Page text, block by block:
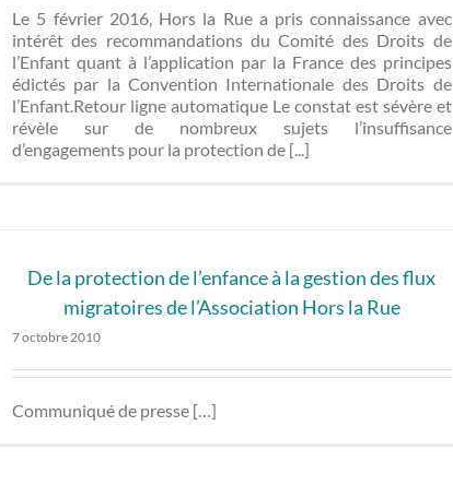
Le 5 février 2016, Hors la Rue a pris connaissance avec
intérêt des recommandations du Comité des Droits de
l’Enfant quant à l’application par la France des principes
édictés par la Convention Internationale des Droits de
l’Enfant.Retour ligne automatique Le constat est sévère et
révèle sur de nombreux sujets l’insuffisance
d’engagements pour la protection de [...]
De la protection de l’enfance à la gestion des flux
migratoires de l’Association Hors la Rue
7 octobre 2010
Communiqué de presse […]